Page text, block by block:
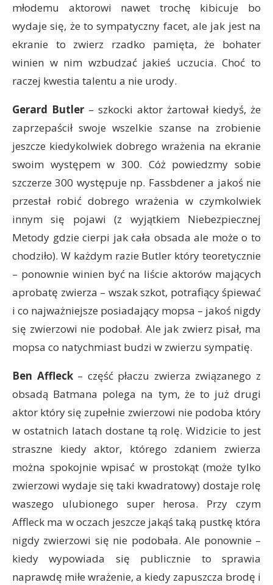
młodemu aktorowi nawet trochę kibicuje bo
wydaje się, że to sympatyczny facet, ale jak jest na
ekranie to zwierz rzadko pamięta, że bohater
winien w nim wzbudzać jakieś uczucia. Choć to
raczej kwestia talentu a nie urody.
Gerard Butler – szkocki aktor żartował kiedyś, że
zaprzepaścił swoje wszelkie szanse na zrobienie
jeszcze kiedykolwiek dobrego wrażenia na ekranie
swoim występem w 300. Cóż powiedzmy sobie
szczerze 300 występuje np. Fassbdener a jakoś nie
przestał robić dobrego wrażenia w czymkolwiek
innym się pojawi (z wyjątkiem Niebezpiecznej
Metody gdzie cierpi jak cała obsada ale może o to
chodziło). W każdym razie Butler który teoretycznie
– ponownie winien być na liście aktorów mających
aprobatę zwierza – wszak szkot, potrafiący śpiewać
i co najważniejsze posiadający mopsa – jakoś nigdy
się zwierzowi nie podobał. Ale jak zwierz pisał, ma
mopsa co natychmiast budzi w zwierzu sympatię.
Ben Affleck– część płaczu zwierza związanego z
obsadą Batmana polega na tym, że to już drugi
aktor który się zupełnie zwierzowi nie podoba który
w ostatnich latach dostane tą rolę. Widzicie to jest
straszne kiedy aktor, którego zdaniem zwierza
można spokojnie wpisać w prostokąt (może tylko
zwierzowi wydaje się taki kwadratowy) dostaje rolę
waszego ulubionego super herosa. Przy czym
Affleck ma w oczach jeszcze jakąś taką pustkę która
nigdy zwierzowi się nie podobała. Ale ponownie –
kiedy wypowiada się publicznie to sprawia
naprawdę miłe wrażenie, a kiedy zapuszcza brodę i